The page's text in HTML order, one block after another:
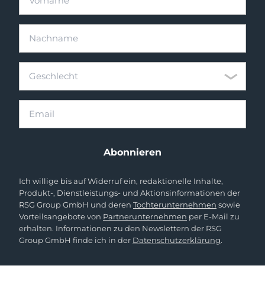
Geschlecht
Abonnieren
Ich willige bis auf Widerruf ein, redaktionelle Inhalte,
Produkt-, Dienstleistungs- und Aktionsinformationen der
RSG Group GmbH und derenTochterunternehmen sowie
Vorteilsangebote von Partnerunternehmen per E-Mail zu
erhalten. Informationen zu den Newslettern der RSG
Group GmbH finde ich in der Datenschutzerklärung.